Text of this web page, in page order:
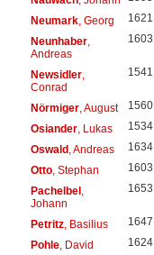
Neumark, Georg 1621
Neunhaber,
Andreas
1603
Newsidler,
Conrad
1541
Nörmiger, August 1560
Osiander, Lukas 1534
Oswald, Andreas 1634
Otto, Stephan 1603
Pachelbel,
Johann
1653
Petritz, Basilius 1647
Pohle, David 1624